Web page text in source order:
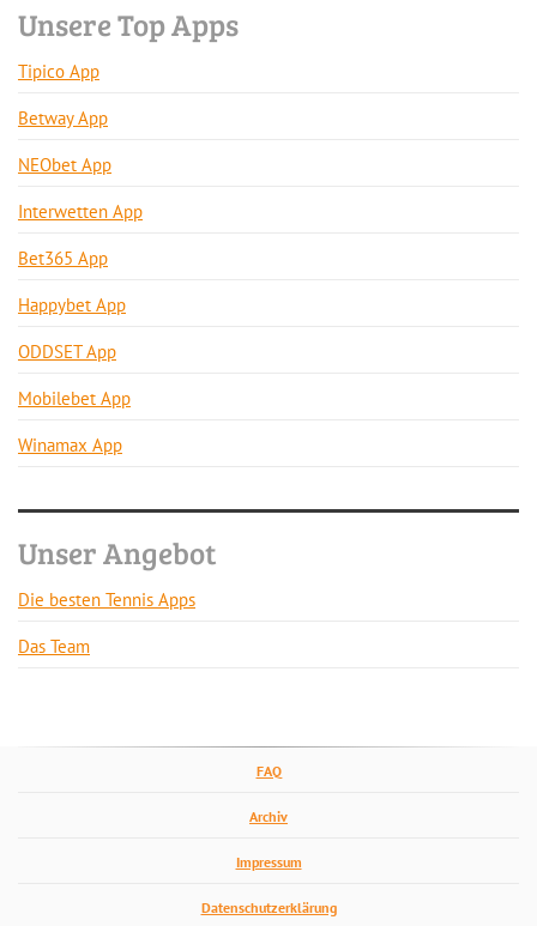
Unsere Top Apps
Tipico App
Betway App
NEObet App
Interwetten App
Bet365 App
Happybet App
ODDSET App
Mobilebet App
Winamax App
Unser Angebot
Die besten Tennis Apps
Das Team
FAQ
Archiv
Impressum
Datenschutzerklärung